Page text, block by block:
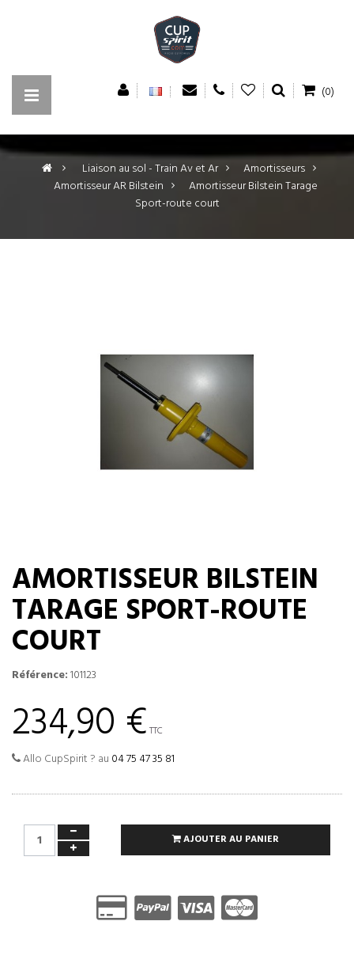
(0)
> Liaison au sol - Train Av et Ar >
Amortisseurs
Amortisseur AR Bilstein >
Amortisseur Bilstein Tarage
Sport-route court
AMORTISSEUR BILSTEIN
TARAGE SPORT-ROUTE
COURT
Référence:101123
234,90 € TTC
Allo CupSpirit ? au 04 75 47 35 81
AJOUTER AU PANIER